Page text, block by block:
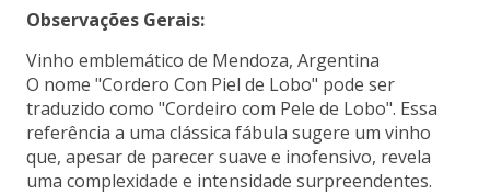
Observações Gerais:
Vinho emblemático de Mendoza, Argentina
O nome "Cordero Con Piel de Lobo" pode ser
traduzido como "Cordeiro com Pele de Lobo". Essa
referência a uma clássica fábula sugere um vinho
que, apesar de parecer suave e inofensivo, revela
uma complexidade e intensidade surpreendentes.